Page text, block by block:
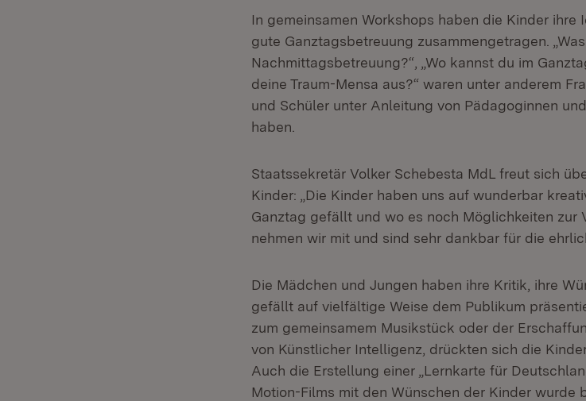
In gemeinsamen Workshops haben die Kinder ihre
gute Ganztagsbetreuung zusammengetragen.
Nachmittagsbetreuung?“, „Wo kannst du im
deine Traum-Mensa aus?“ waren unter anderem
und Schüler unter Anleitung von Pädagoginnen
haben.
Staatssekretär Volker Schebesta MdL freut sich
Kinder: „Die Kinder haben uns auf wunderbar
Ganztag gefällt und wo es noch Möglichkeiten zur
nehmen wir mit und sind sehr dankbar für die
Die Mädchen und Jungen haben ihre Kritik, ihre
gefällt auf vielfältige Weise dem Publikum
zum gemeinsamem Musikstück oder der
von Künstlicher Intelligenz, drückten sich die
Auch die Erstellung einer „Lernkarte für
Motion-Films mit den Wünschen der Kinder wurde